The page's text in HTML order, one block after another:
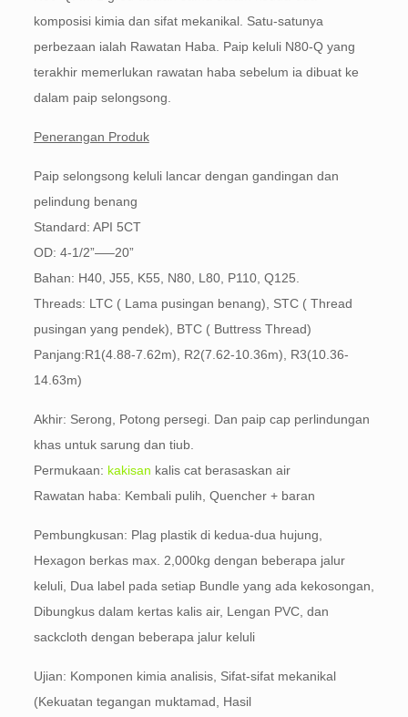
komposisi kimia dan sifat mekanikal. Satu-satunya
perbezaan ialah Rawatan Haba. Paip keluli N80-Q yang
terakhir memerlukan rawatan haba sebelum ia dibuat ke
dalam paip selongsong.
Penerangan Produk
Paip selongsong keluli lancar dengan gandingan dan
pelindung benang
Standard: API 5CT
OD: 4-1/2”—–20”
Bahan: H40, J55, K55, N80, L80, P110, Q125.
Threads: LTC ( Lama pusingan benang), STC ( Thread
pusingan yang pendek), BTC ( Buttress Thread)
Panjang:R1(4.88-7.62m), R2(7.62-10.36m), R3(10.36-
14.63m)
Akhir: Serong, Potong persegi. Dan paip cap perlindungan
khas untuk sarung dan tiub.
Permukaan: kakisan kalis cat berasaskan air
Rawatan haba: Kembali pulih, Quencher + baran
Pembungkusan: Plag plastik di kedua-dua hujung,
Hexagon berkas max. 2,000kg dengan beberapa jalur
keluli, Dua label pada setiap Bundle yang ada kekosongan,
Dibungkus dalam kertas kalis air, Lengan PVC, dan
sackcloth dengan beberapa jalur keluli
Ujian: Komponen kimia analisis, Sifat-sifat mekanikal
(Kekuatan tegangan muktamad, Hasil